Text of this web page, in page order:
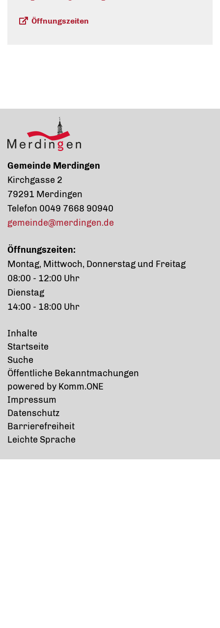
Öffnungszeiten
Gemeinde Merdingen
Kirchgasse 2
79291 Merdingen
Telefon 0049 7668 90940
gemeinde@merdingen.de
Öffnungszeiten:
Montag, Mittwoch, Donnerstag und Freitag
08:00 - 12:00 Uhr
Dienstag
14:00 - 18:00 Uhr
Inhalte
Startseite
Suche
Öffentliche Bekanntmachungen
powered by Komm.ONE
Impressum
Datenschutz
Barrierefreiheit
Leichte Sprache